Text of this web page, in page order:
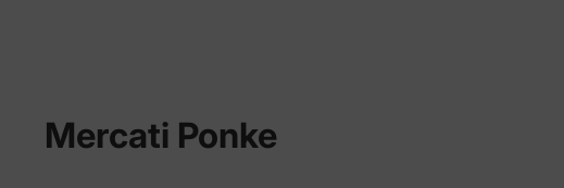
Mercati Ponke